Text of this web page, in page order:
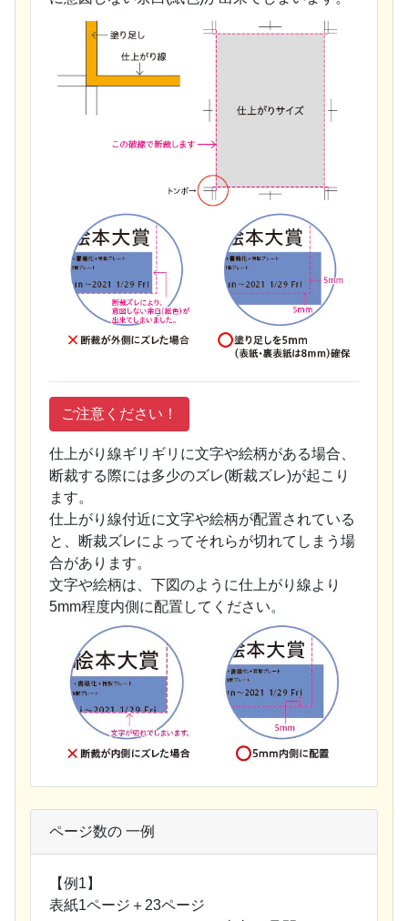
ご注意ください！
仕上がり線ギリギリに文字や絵柄がある場合、
断裁する際には多少のズレ(断裁ズレ)が起こり
ます。
仕上がり線付近に文字や絵柄が配置されている
と、断裁ズレによってそれらが切れてしまう場
合があります。
文字や絵柄は、下図のように仕上がり線より
5mm程度内側に配置してください。
ページ数の 一例
【例1】
表紙1ページ＋23ページ